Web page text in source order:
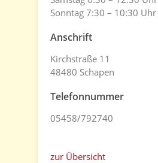
Sonntag 7:30 – 10:30 Uhr
Anschrift
Kirchstraße 11
48480 Schapen
Telefonnummer
05458/792740
zur Übersicht